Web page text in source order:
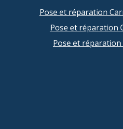
Pose et réparation
Pose et réparation
Pose et